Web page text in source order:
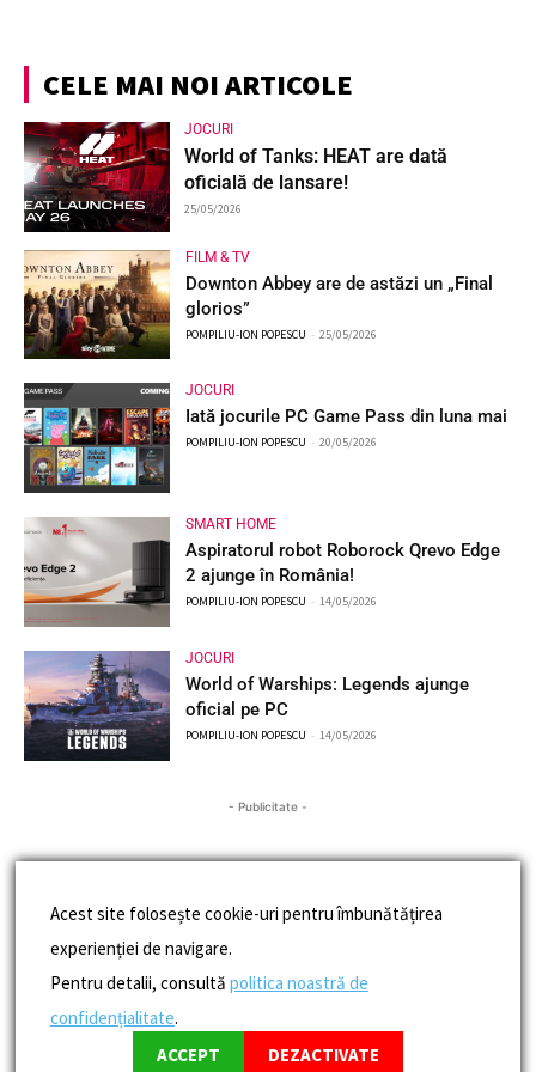
CELE MAI NOI ARTICOLE
JOCURI
World of Tanks: HEAT are dată
oficială de lansare!
25/05/2026
FILM & TV
Downton Abbey are de astăzi un „Final
glorios”
POMPILIU-ION POPESCU - 25/05/2026
JOCURI
Iată jocurile PC Game Pass din luna mai
POMPILIU-ION POPESCU - 20/05/2026
SMART HOME
Aspiratorul robot Roborock Qrevo Edge
2 ajunge în România!
POMPILIU-ION POPESCU - 14/05/2026
JOCURI
World of Warships: Legends ajunge
oficial pe PC
POMPILIU-ION POPESCU - 14/05/2026
- Publicitate -
Acest site folosește cookie-uri pentru îmbunătățirea
experienției de navigare.
Pentru detalii, consultă politica noastră de
confidențialitate.
ACCEPT
DEZACTIVATE